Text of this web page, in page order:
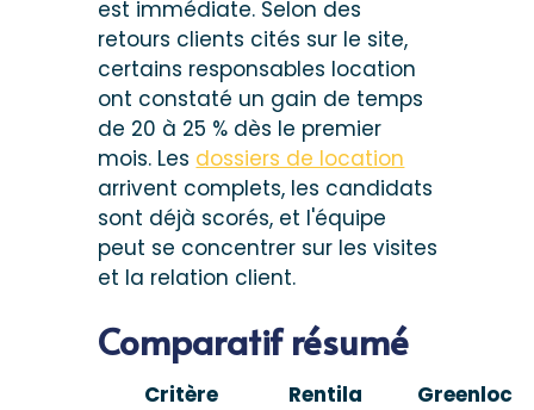
est immédiate. Selon des
retours clients cités sur le site,
certains responsables location
ont constaté un gain de temps
de 20 à 25 % dès le premier
mois. Les dossiers de location
arrivent complets, les candidats
sont déjà scorés, et l'équipe
peut se concentrer sur les visites
et la relation client.
Comparatif résumé
Critère Rentila Greenloc